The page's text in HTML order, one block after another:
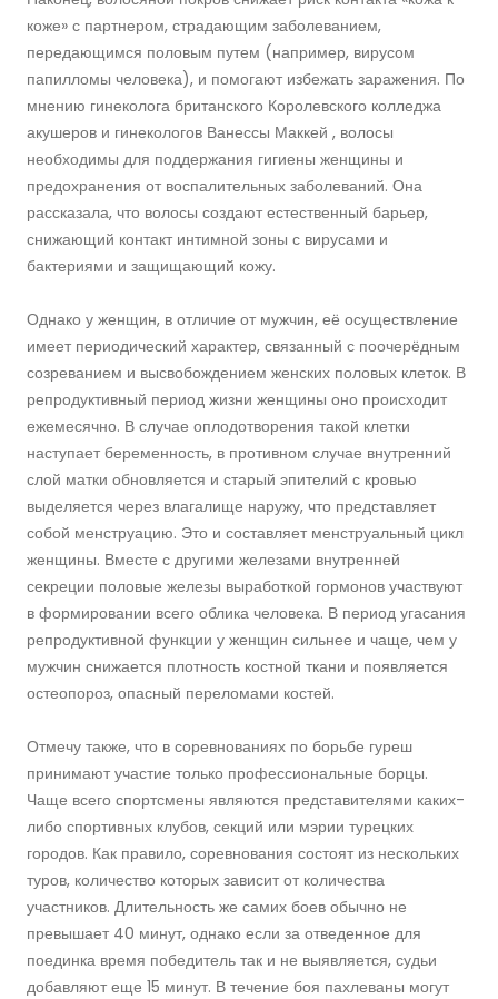
коже» с партнером, страдающим заболеванием,
передающимся половым путем (например, вирусом
папилломы человека), и помогают избежать заражения. По
мнению гинеколога британского Королевского колледжа
акушеров и гинекологов Ванессы Маккей , волосы
необходимы для поддержания гигиены женщины и
предохранения от воспалительных заболеваний. Она
рассказала, что волосы создают естественный барьер,
снижающий контакт интимной зоны с вирусами и
бактериями и защищающий кожу.
Однако у женщин, в отличие от мужчин, её осуществление
имеет периодический характер, связанный с поочерёдным
созреванием и высвобождением женских половых клеток. В
репродуктивный период жизни женщины оно происходит
ежемесячно. В случае оплодотворения такой клетки
наступает беременность, в противном случае внутренний
слой матки обновляется и старый эпителий с кровью
выделяется через влагалище наружу, что представляет
собой менструацию. Это и составляет менструальный цикл
женщины. Вместе с другими железами внутренней
секреции половые железы выработкой гормонов участвуют
в формировании всего облика человека. В период угасания
репродуктивной функции у женщин сильнее и чаще, чем у
мужчин снижается плотность костной ткани и появляется
остеопороз, опасный переломами костей.
Отмечу также, что в соревнованиях по борьбе гуреш
принимают участие только профессиональные борцы.
Чаще всего спортсмены являются представителями каких-
либо спортивных клубов, секций или мэрии турецких
городов. Как правило, соревнования состоят из нескольких
туров, количество которых зависит от количества
участников. Длительность же самих боев обычно не
превышает 40 минут, однако если за отведенное для
поединка время победитель так и не выявляется, судьи
добавляют еще 15 минут. В течение боя пахлеваны могут